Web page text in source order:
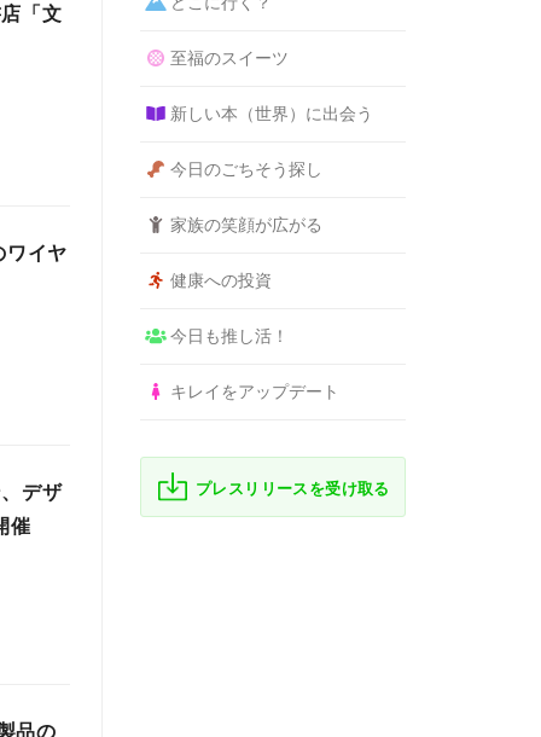
「文
ワイヤ
デザ
催
品の
至福のスイーツ
新しい本（世界）に出会う
今日のごちそう探し
家族の笑顔が広がる
健康への投資
今日も推し活！
キレイをアップデート
プレスリリースを受け取る